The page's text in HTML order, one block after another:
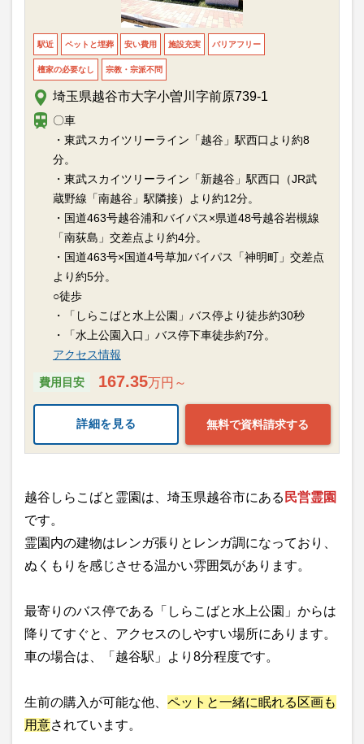
駅近 ペットと埋葬 安い費用 施設充実 バリアフリー
檀家の必要なし 宗教・宗派不問
埼玉県越谷市大字小曽川字前原739-1
〇車
・東武スカイツリーライン「越谷」駅西口より約8
分。
・東武スカイツリーライン「新越谷」駅西口（JR武
蔵野線「南越谷」駅隣接）より約12分。
・国道463号越谷浦和バイパス×県道48号越谷岩槻線
「南荻島」交差点より約4分。
・国道463号×国道4号草加バイパス「神明町」交差点
より約5分。
○徒歩
・「しらこばと水上公園」バス停より徒歩約30秒
・「水上公園入口」バス停下車徒歩約7分。
アクセス情報
費用目安 167.35万円～
詳細を見る 無料で資料請求する
越谷しらこばと霊園は、埼玉県越谷市にある 民営霊園
です。
霊園内の建物はレンガ張りとレンガ調になっており、
ぬくもりを感じさせる温かい雰囲気があります。
最寄りのバス停である「しらこばと水上公園」からは
降りてすぐと、アクセスのしやすい場所にあります。
車の場合は、「越谷駅」より8分程度です。
生前の購入が可能な他、 ペットと一緒に眠れる区画も
用意されています。